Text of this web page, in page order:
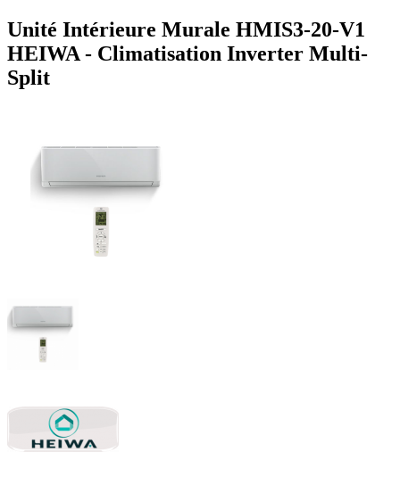
Unité Intérieure Murale HMIS3-20-V1
HEIWA - Climatisation Inverter Multi-
Split